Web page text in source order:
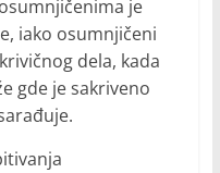
je
iako osumnjičeni
dela, kada
gde je sakriveno